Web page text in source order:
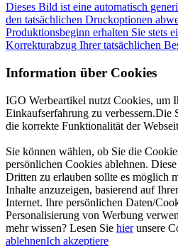
Dieses Bild ist eine automatisch
den tatsächlichen Druckoptionen
Produktionsbeginn erhalten Sie stets
Korrekturabzug Ihrer tatsächlichen
Information über Cookies
IGO Werbeartikel nutzt Cookies, um
Einkaufserfahrung zu verbessern.Die
die korrekte Funktionalität der
Sie können wählen, ob Sie die
persönlichen Cookies ablehnen.
Dritten zu erlauben sollte es möglich
Inhalte anzuzeigen, basierend auf
Internet. Ihre persönlichen Daten/
Personalisierung von Werbung
mehr wissen? Lesen Sie hierunsere
ablehnenIch akzeptiere